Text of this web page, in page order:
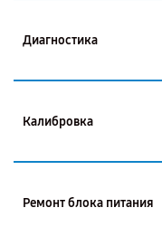
Диагностика
Калибровка
Ремонт блока питания